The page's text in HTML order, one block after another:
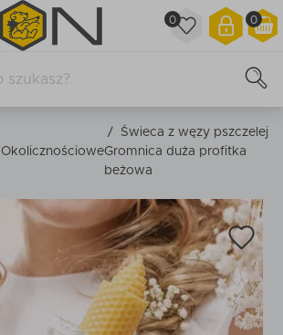
0
0
Okolicznościowe
/ Świeca z węzy pszczelej
Gromnica duża profitka
beżowa